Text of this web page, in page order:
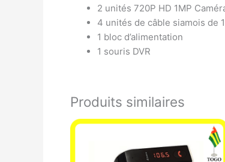
2 unités 720P HD 1MP
4 unités de câble siamois de
1 bloc d’alimentation
1 souris DVR
Produits similaires